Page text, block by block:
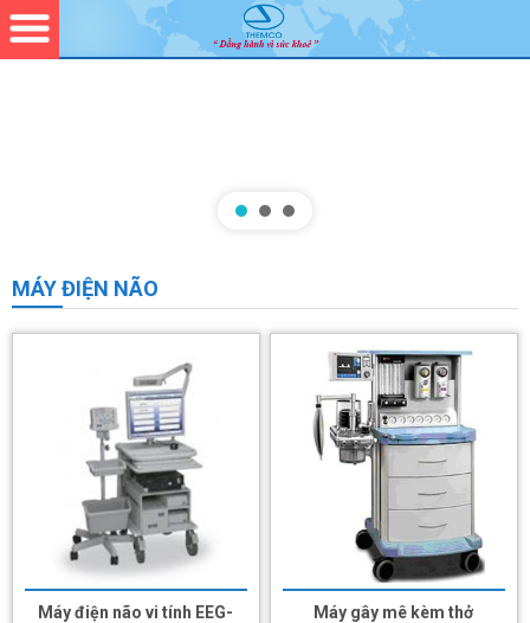
MÁY ĐIỆN NÃO
Máy điện não vi tính EEG-
Máy gây mê kèm thở